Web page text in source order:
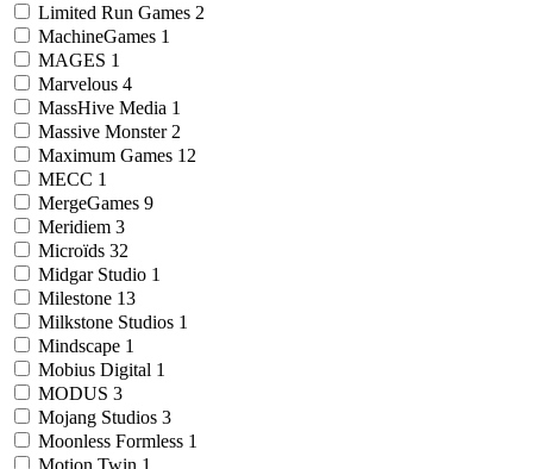
Limited Run Games 2
MachineGames 1
MAGES 1
Marvelous 4
MassHive Media 1
Massive Monster 2
Maximum Games 12
MECC 1
MergeGames 9
Meridiem 3
Microïds 32
Midgar Studio 1
Milestone 13
Milkstone Studios 1
Mindscape 1
Mobius Digital 1
MODUS 3
Mojang Studios 3
Moonless Formless 1
Motion Twin 1